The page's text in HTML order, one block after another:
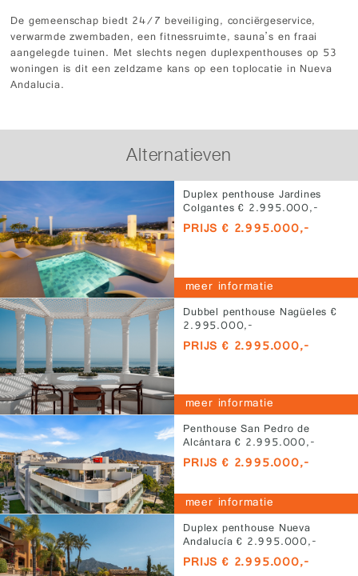
De gemeenschap biedt 24/7 beveiliging, conciërgeservice,
verwarmde zwembaden, een fitnessruimte, sauna’s en fraai
aangelegde tuinen. Met slechts negen duplexpenthouses op 53
woningen is dit een zeldzame kans op een toplocatie in Nueva
Andalucia.
Alternatieven
Duplex penthouse Jardines
Colgantes € 2.995.000,-
PRIJS € 2.995.000,-
meer informatie
Dubbel penthouse Nagüeles €
2.995.000,-
PRIJS € 2.995.000,-
meer informatie
Penthouse San Pedro de
Alcántara € 2.995.000,-
PRIJS € 2.995.000,-
meer informatie
Duplex penthouse Nueva
Andalucía € 2.995.000,-
PRIJS € 2.995.000,-